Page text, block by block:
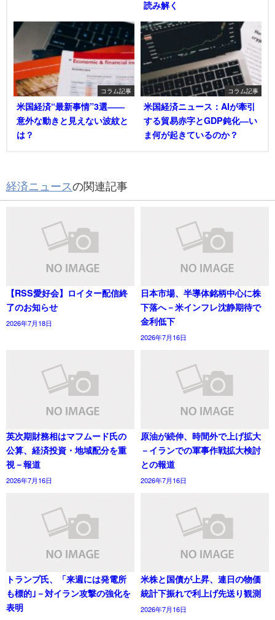
読み解く
コラム記事
米国経済“最新事情”3選――
意外な動きと見えない波紋と
は？
コラム記事
米国経済ニュース：AIが牽引
する貿易赤字とGDP鈍化―い
ま何が起きているのか？
経済ニュースの関連記事
【RSS愛好会】ロイター配信終
了のお知らせ
2026年7月18日
日本市場、半導体銘柄中心に株
下落へ－米インフレ沈静期待で
金利低下
2026年7月16日
英次期財務相はマフムード氏の
公算、経済投資・地域配分を重
視－報道
2026年7月16日
原油が続伸、時間外で上げ拡大
－イランでの軍事作戦拡大検討
との報道
2026年7月16日
トランプ氏、「来週には発電所
も標的｣－対イラン攻撃の強化を
表明
米株と国債が上昇、連日の物価
統計下振れで利上げ先送り観測
2026年7月16日